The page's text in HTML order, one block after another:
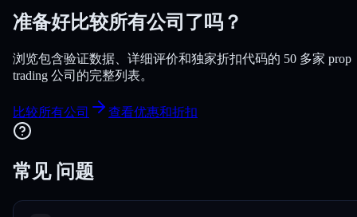
准备好比较所有公司了吗？
浏览包含验证数据、详细评价和独家折扣代码的 50 多家 prop
trading 公司的完整列表。
比较所有公司 查看优惠和折扣
常见 问题